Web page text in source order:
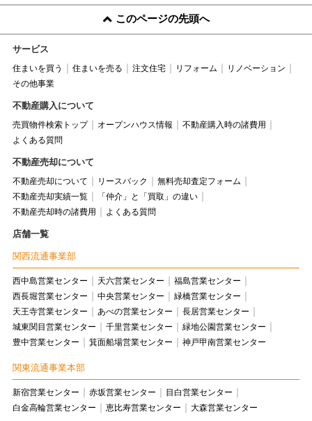
このページの先頭へ
サービス
住まいを買う 住まいを売る 注文住宅 リフォーム
リノベーション
その他事業
不動産購入について
売買物件検索トップ オープンハウス情報
不動産購入時の諸費用
よくある質問
不動産売却について
不動産売却について リースバック
無料売却査定フォーム
不動産売却実績一覧
「仲介」と「買取」の違い
不動産売却時の諸費用
よくある質問
店舗一覧
関西流通事業部
西中島営業センター 天六営業センター
福島営業センター
西長堀営業センター
中央営業センター
緑橋営業センター
天王寺営業センター
あべの営業センター
長居営業センター
城東関目営業センター
千里営業センター
緑地公園営業センター
豊中営業センター
箕面船場営業センター 神戸甲南営業センター
関東流通事業本部
新宿営業センター 赤坂営業センター
目白営業センター
白金高輪営業センター
恵比寿営業センター 大森営業センター